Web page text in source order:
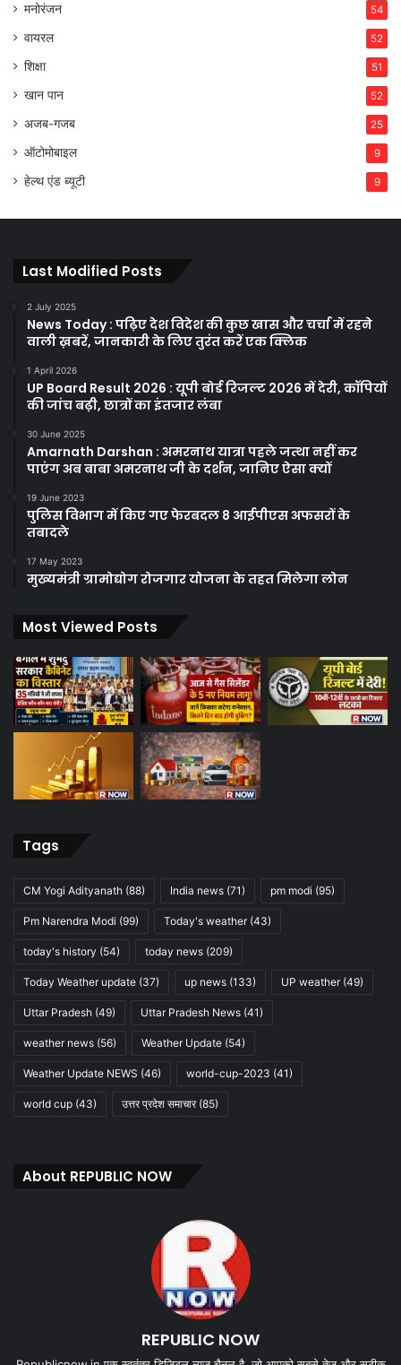
मनोरंजन 54
वायरल 52
शिक्षा 51
खान पान 52
अजब-गजब 25
ऑटोमोबाइल 9
हेल्थ एंड ब्यूटी 9
Last Modified Posts
2 July 2025
News Today : पढ़िए देश विदेश की कुछ खास और चर्चा में रहने
वाली ख़बरें, जानकारी के लिए तुरंत करें एक क्लिक
1 April 2026
UP Board Result 2026 : यूपी बोर्ड रिजल्ट 2026 में देरी, कॉपियों
की जांच बढ़ी, छात्रों का इंतजार लंबा
30 June 2025
Amarnath Darshan : अमरनाथ यात्रा पहले जत्था नहीं कर
पाएंग अब बाबा अमरनाथ जी के दर्शन, जानिए ऐसा क्यों
19 June 2023
पुलिस विभाग में किए गए फेरबदल 8 आईपीएस अफसरों के
तबादले
17 May 2023
मुख्यमंत्री ग्रामोद्योग रोजगार योजना के तहत मिलेगा लोन
Most Viewed Posts
Tags
CM Yogi Adityanath (88) India news (71) pm modi (95)
Pm Narendra Modi (99) Today's weather(43)
today's history (54) today news (209)
Today Weather update (37) up news (133) UP weather(49)
Uttar Pradesh (49) Uttar Pradesh News (41)
weather news (56) Weather Update (54)
Weather Update NEWS (46) world-cup-2023 (41)
world cup (43) उत्तर प्रदेश समाचार(85)
About REPUBLIC NOW
REPUBLIC NOW